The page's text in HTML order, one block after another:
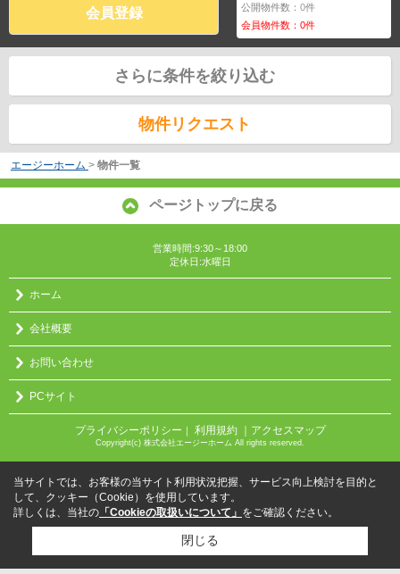
会員登録 公開物件数：0件
会員物件数：0件
さらに条件を絞り込む
物件リクエスト
エージーホーム > 物件一覧
ページトップに戻る
営業時間:9:30～18:00
定休日:水曜日
ホーム
会社概要
お問い合わせ
PCサイト
プライバシーポリシー ｜ 利用規約 ｜アクセスマップ
Copyright(c) 株式会社エージーホーム All rights reserved.
当サイトでは、お客様の当サイト利用状況把握、サービス向上検討を目的と
して、クッキー（Cookie）を使用しています。
詳しくは、当社の 「Cookieの取扱いについて」 をご確認ください。
閉じる